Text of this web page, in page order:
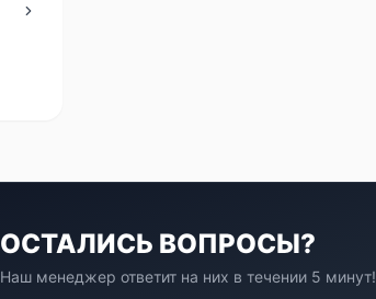
ОСТАЛИСЬ ВОПРОСЫ?
Наш менеджер ответит на них в течении 5 минут!